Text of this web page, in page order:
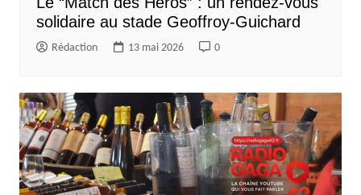
solidaire au stade Geoffroy-Guichard
Rédaction 13 mai 2026 0